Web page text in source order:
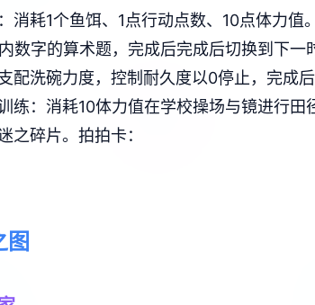
消耗1个鱼饵、1点行动点数、10点体力
数字的算术题，完成后完成后切换到下一
配洗碗力度，控制耐久度以0停止，完成
练：消耗10体力值在学校操场与镜进行田
之碎片。 拍拍卡：
图